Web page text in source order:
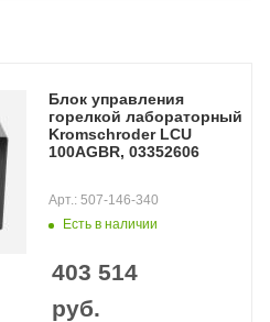
Блок управления
горелкой лабораторный
Kromschroder LCU
100AGBR, 03352606
Есть в наличии
Арт.: 507-146-340
403 514
руб.